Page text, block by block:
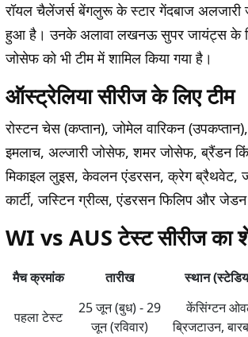
रॉयल चैलेंजर्स बेंगलुरू के स्टार गेंदबाज
हुआ है। उनके अलावा लखनऊ सुपर जायंट्स के
जोसेफ को भी टीम में शामिल किया गया है।
ऑस्ट्रेलिया सीरीज के लिए टीम
रोस्टन चेस (कप्तान), जोमेल वारिकन
इमलाच, अल्जारी जोसेफ, शमर जोसेफ, ब्रैंडन
मिकाइल लुइस, केवलन एंडरसन, क्रेग ब्रैथवेट,
कार्टी, जस्टिन ग्रीव्स, एंडरसन फिलिप और
WI vs AUS टेस्ट सीरीज का
मैच क्रमांक तारीख स्थान
पहला टेस्ट
25 जून (बुध) - 29
जून (रविवार)
केंसिंग्टन
ब्रिजटाउन,